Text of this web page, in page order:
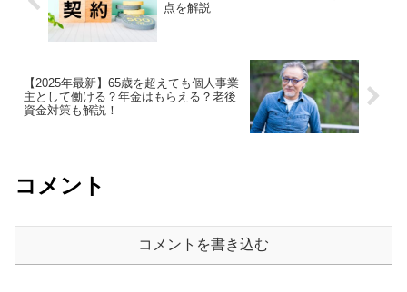
点を解説
【2025年最新】65歳を超えても個人事業
主として働ける？年金はもらえる？老後
資金対策も解説！
コメント
コメントを書き込む